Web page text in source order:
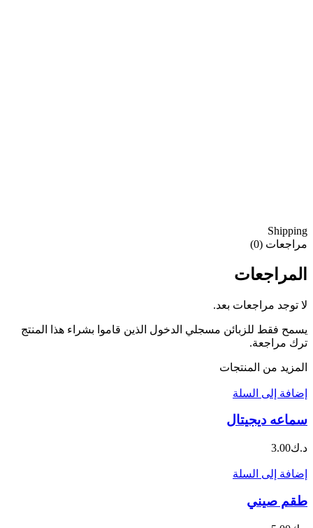
Shipping
مراجعات (0)
المراجعات
لا توجد مراجعات بعد.
يسمح فقط للزبائن مسجلي الدخول الذين قاموا بشراء هذا المنتج
ترك مراجعة.
المزيد من المنتجات
إضافة إلى السلة
سماعه ديجيتال
د.ك3.00
إضافة إلى السلة
طقم صيني